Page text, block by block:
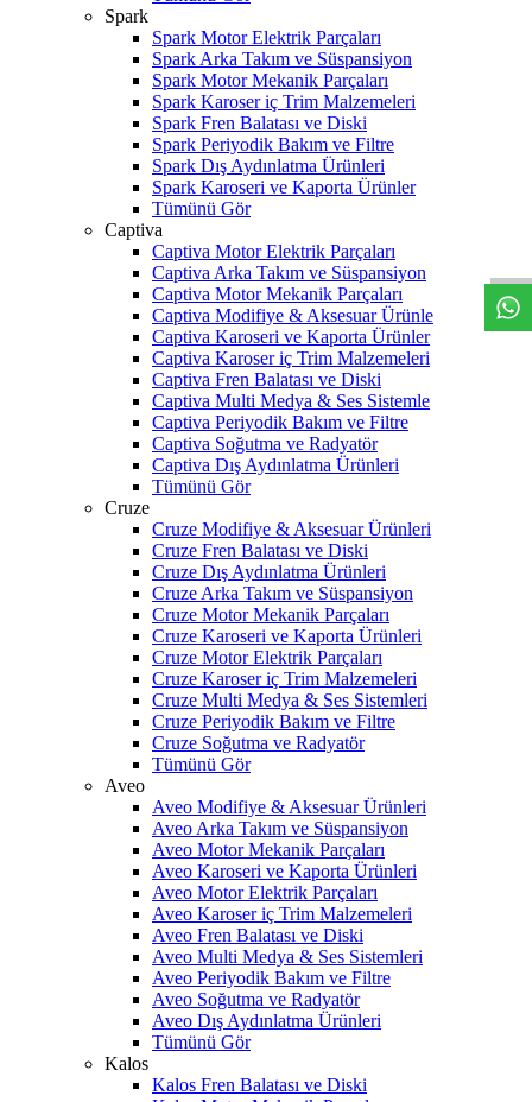
Spark
Spark Motor Elektrik Parçaları
Spark Arka Takım ve Süspansiyon
Spark Motor Mekanik Parçaları
Spark Karoser iç Trim Malzemeleri
Spark Fren Balatası ve Diski
Spark Periyodik Bakım ve Filtre
Spark Dış Aydınlatma Ürünleri
Spark Karoseri ve Kaporta Ürünler
Tümünü Gör
Captiva
Captiva Motor Elektrik Parçaları
Captiva Arka Takım ve Süspansiyon
Captiva Motor Mekanik Parçaları
Captiva Modifiye & Aksesuar Ürünle
Captiva Karoseri ve Kaporta Ürünler
Captiva Karoser iç Trim Malzemeleri
Captiva Fren Balatası ve Diski
Captiva Multi Medya & Ses Sistemle
Captiva Periyodik Bakım ve Filtre
Captiva Soğutma ve Radyatör
Captiva Dış Aydınlatma Ürünleri
Tümünü Gör
Cruze
Cruze Modifiye & Aksesuar Ürünleri
Cruze Fren Balatası ve Diski
Cruze Dış Aydınlatma Ürünleri
Cruze Arka Takım ve Süspansiyon
Cruze Motor Mekanik Parçaları
Cruze Karoseri ve Kaporta Ürünleri
Cruze Motor Elektrik Parçaları
Cruze Karoser iç Trim Malzemeleri
Cruze Multi Medya & Ses Sistemleri
Cruze Periyodik Bakım ve Filtre
Cruze Soğutma ve Radyatör
Tümünü Gör
Aveo
Aveo Modifiye & Aksesuar Ürünleri
Aveo Arka Takım ve Süspansiyon
Aveo Motor Mekanik Parçaları
Aveo Karoseri ve Kaporta Ürünleri
Aveo Motor Elektrik Parçaları
Aveo Karoser iç Trim Malzemeleri
Aveo Fren Balatası ve Diski
Aveo Multi Medya & Ses Sistemleri
Aveo Periyodik Bakım ve Filtre
Aveo Soğutma ve Radyatör
Aveo Dış Aydınlatma Ürünleri
Tümünü Gör
Kalos
Kalos Fren Balatası ve Diski